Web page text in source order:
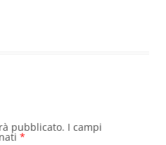
pubblicato. I campi
*